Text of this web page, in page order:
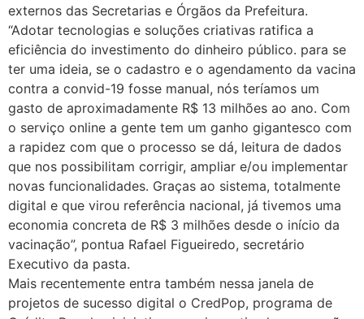
externos das Secretarias e Órgãos da Prefeitura.
“Adotar tecnologias e soluções criativas ratifica a
eficiência do investimento do dinheiro público. para se
ter uma ideia, se o cadastro e o agendamento da vacina
contra a convid-19 fosse manual, nós teríamos um
gasto de aproximadamente R$ 13 milhões ao ano. Com
o serviço online a gente tem um ganho gigantesco com
a rapidez com que o processo se dá, leitura de dados
que nos possibilitam corrigir, ampliar e/ou implementar
novas funcionalidades. Graças ao sistema, totalmente
digital e que virou referência nacional, já tivemos uma
economia concreta de R$ 3 milhões desde o início da
vacinação”, pontua Rafael Figueiredo, secretário
Executivo da pasta.
Mais recentemente entra também nessa janela de
projetos de sucesso digital o CredPop, programa de